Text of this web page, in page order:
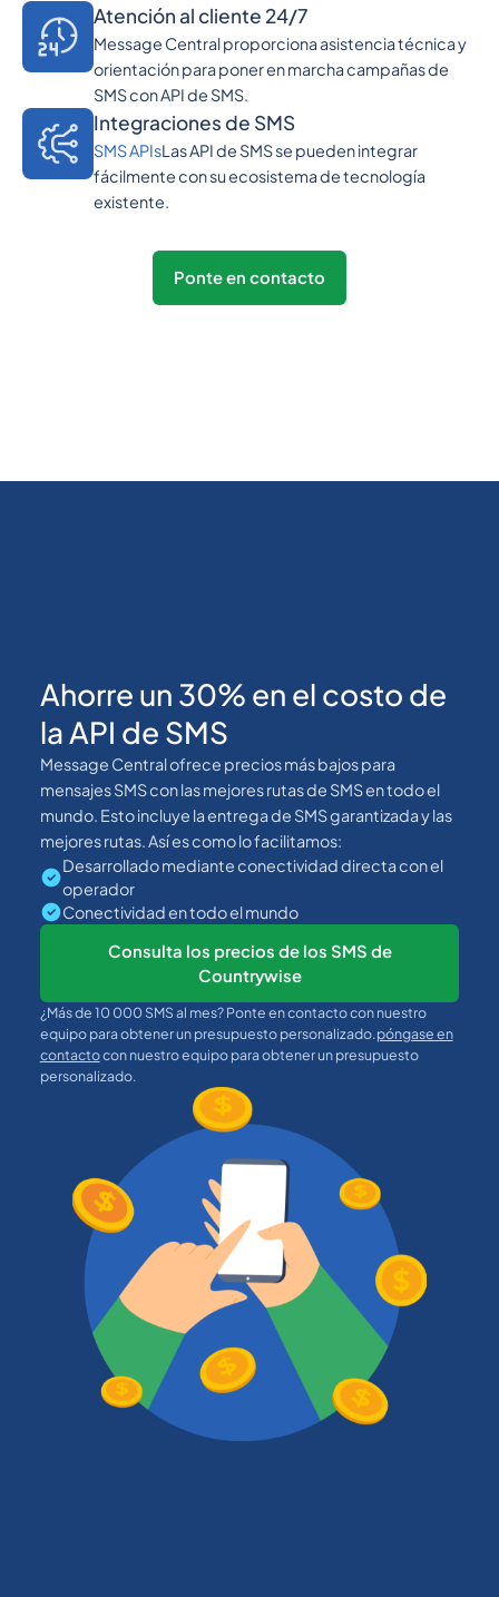
Atención al cliente 24/7
Message Central proporciona asistencia técnica y
orientación para poner en marcha campañas de
SMS con API de SMS.
Integraciones de SMS
SMS APIsLas API de SMS se pueden integrar
fácilmente con su ecosistema de tecnología
existente.
Ponte en contacto
Ahorre un 30% en el costo de
la API de SMS
Message Central ofrece precios más bajos para
mensajes SMS con las mejores rutas de SMS en todo el
mundo. Esto incluye la entrega de SMS garantizada y las
mejores rutas. Así es como lo facilitamos:
Desarrollado mediante conectividad directa con el
operador
Conectividad en todo el mundo
Consulta los precios de los SMS de
Countrywise
¿Más de 10 000 SMS al mes? Ponte en contacto con nuestro
equipo para obtener un presupuesto personalizado.póngase en
contactocon nuestro equipo para obtener un presupuesto
personalizado.